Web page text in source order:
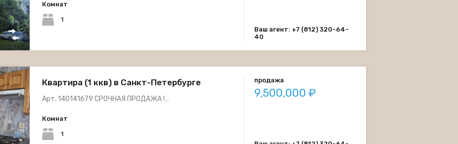
Комнат
1
Ваш агент: +7 (812) 320-64-
40
Квартира (1 ккв) в Санкт-Петербурге
Арт. 140141679 СРОЧНАЯ ПРОДАЖА !…
Комнат
1
продажа
9,500,000 ₽